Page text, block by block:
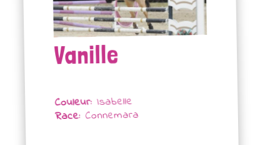
Vanille
Couleur: Isabelle
Race: Connemara